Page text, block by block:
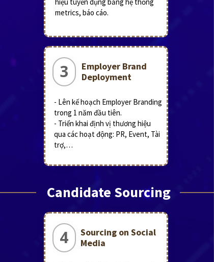
metrics, báo cáo.
Employer Brand
Deployment
- Lên kế hoạch Employer Branding
trong 1 năm đầu tiên.
- Triển khai định vị thương hiệu
qua các hoạt động: PR, Event, Tài
trợ,…
3
Candidate Sourcing
Sourcing on Social
Media
4